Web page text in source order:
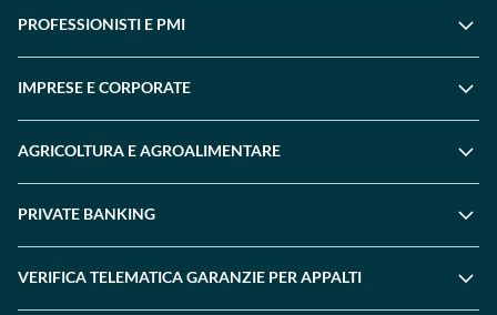
PROFESSIONISTI E PMI
IMPRESE E CORPORATE
AGRICOLTURA E AGROALIMENTARE
PRIVATE BANKING
VERIFICA TELEMATICA GARANZIE PER APPALTI